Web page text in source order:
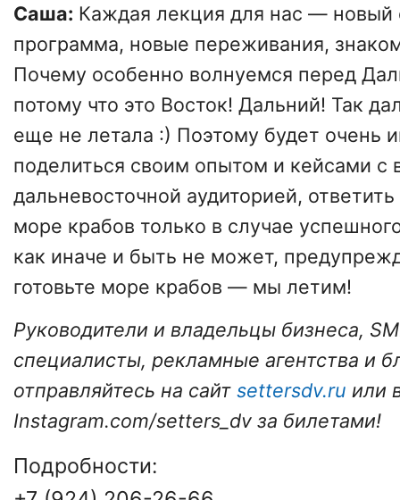
Саша: Каждая лекция для нас — новый
программа, новые переживания,
Почему особенно волнуемся перед
потому что это Восток! Дальний! Так
еще не летала :) Поэтому будет очень
поделиться своим опытом и кейсами с
дальневосточной аудиторией,
море крабов только в случае
как иначе и быть не может,
готовьте море крабов — мы летим! ⠀
Руководители и владельцы бизнеса,
cпециалисты, рекламные агентства и
отправляйтесь на сайт settersdv.ru или
Instagram.com/setters_dv за билетами!
Подробности: